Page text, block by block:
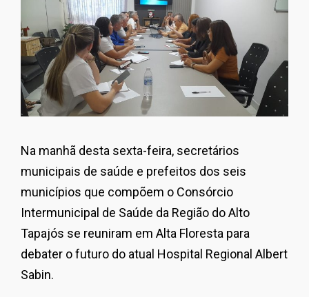
Na manhã desta sexta-feira, secretários
municipais de saúde e prefeitos dos seis
municípios que compõem o Consórcio
Intermunicipal de Saúde da Região do Alto
Tapajós se reuniram em Alta Floresta para
debater o futuro do atual Hospital Regional Albert
Sabin.